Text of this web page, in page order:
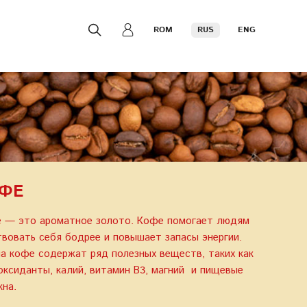
ROM RUS ENG
это ароматное золото. Кофе помогает людям
себя бодрее и повышает запасы энергии.
кофе содержат ряд полезных веществ, таких как
калий, витамин В3, магний и пищевые